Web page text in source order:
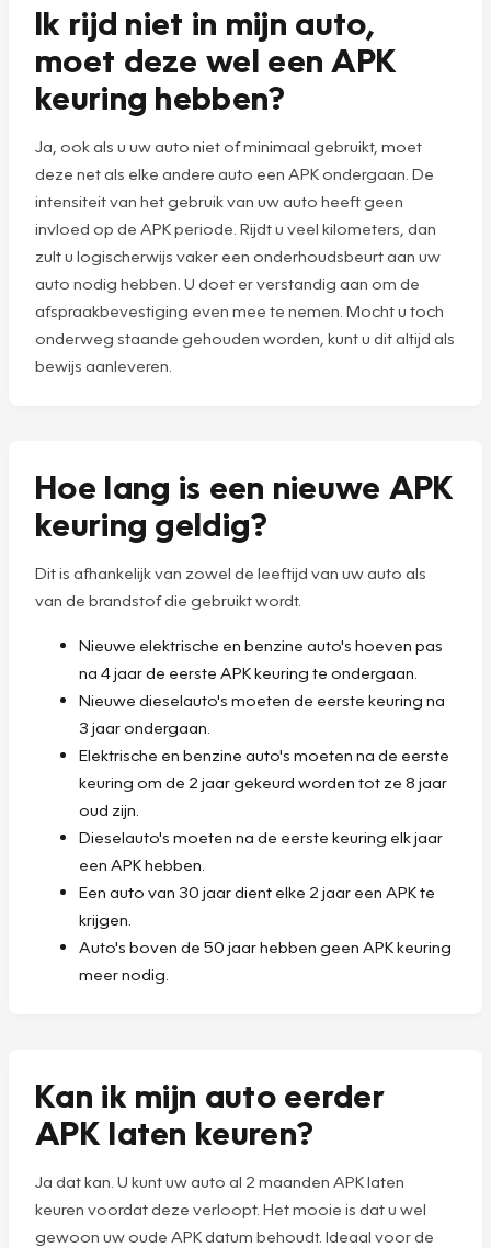
Ik rijd niet in mijn auto,
moet deze wel een APK
keuring hebben?
Ja, ook als u uw auto niet of minimaal gebruikt, moet
deze net als elke andere auto een APK ondergaan. De
intensiteit van het gebruik van uw auto heeft geen
invloed op de APK periode. Rijdt u veel kilometers, dan
zult u logischerwijs vaker een onderhoudsbeurt aan uw
auto nodig hebben. U doet er verstandig aan om de
afspraakbevestiging even mee te nemen. Mocht u toch
onderweg staande gehouden worden, kunt u dit altijd als
bewijs aanleveren.
Hoe lang is een nieuwe APK
keuring geldig?
Dit is afhankelijk van zowel de leeftijd van uw auto als
van de brandstof die gebruikt wordt.
Nieuwe elektrische en benzine auto's hoeven pas
na 4 jaar de eerste APK keuring te ondergaan.
Nieuwe dieselauto's moeten de eerste keuring na
3 jaar ondergaan.
Elektrische en benzine auto's moeten na de eerste
keuring om de 2 jaar gekeurd worden tot ze 8 jaar
oud zijn.
Dieselauto's moeten na de eerste keuring elk jaar
een APK hebben.
Een auto van 30 jaar dient elke 2 jaar een APK te
krijgen.
Auto's boven de 50 jaar hebben geen APK keuring
meer nodig.
Kan ik mijn auto eerder
APK laten keuren?
Ja dat kan. U kunt uw auto al 2 maanden APK laten
keuren voordat deze verloopt. Het mooie is dat u wel
gewoon uw oude APK datum behoudt. Ideaal voor de